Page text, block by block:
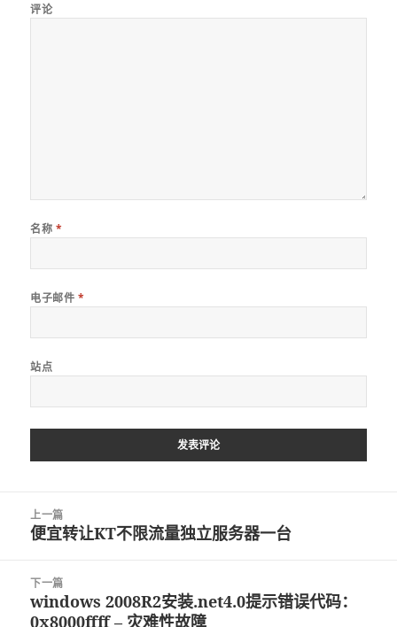
评论
名称 *
电子邮件 *
站点
上一篇
上
文
章：
便宜转让KT不限流量独立服务器一台
下一篇
下
篇
windows 2008R2安装.net4.0提示错误代码：
0x8000ffff – 灾难性故障